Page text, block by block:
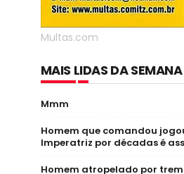
Multas.com
MAIS LIDAS DA SEMANA
Mmm
Homem que comandou
Imperatriz por décadas é
Homem atropelado por